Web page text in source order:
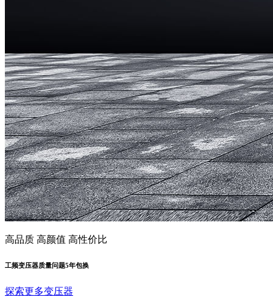
高品质 高颜值 高性价比
工频变压器质量问题5年包换
探索更多变压器